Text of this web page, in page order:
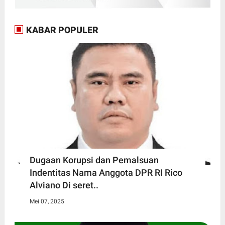
KABAR POPULER
Dugaan Korupsi dan Pemalsuan
Indentitas Nama Anggota DPR RI Rico
Alviano Di seret..
Mei 07, 2025